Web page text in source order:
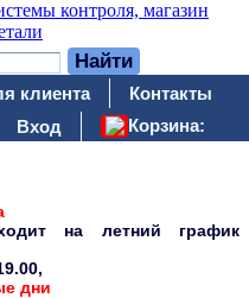
клиента
Контакты
Вход Корзина:
на летний график
дни